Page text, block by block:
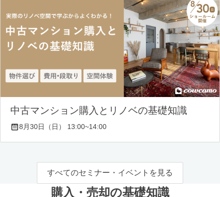
中古マンション購入とリノベの基礎知識
8月30日（日） 13:00~14:00
すべてのセミナー・イベントを見る
購入・売却の基礎知識